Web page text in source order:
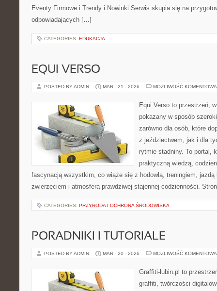
Eventy Firmowe i Trendy i Nowinki Serwis skupia się na
odpowiadających […]
CATEGORIES: EDUKACJA
EQUI VERSO
POSTED BY ADMIN MAR - 21 - 2026 MOŻLIWOŚĆ
Equi Verso to przestrzeń,
pokazany w sposób
zarówno dla osób, które
z jeździectwem, jak i dla
rytmie stadniny. To portal,
praktyczną wiedzą,
fascynacją wszystkim, co wiąże się z hodowlą, treningiem, jazdą
zwierzęciem i atmosferą prawdziwej stajennej codzienności.
CATEGORIES: PRZYRODA I OCHRONA ŚRODOWISKA
PORADNIKI I TUTORIALE
POSTED BY ADMIN MAR - 20 - 2026 MOŻLIWOŚĆ
Graffiti-lubin.pl to
graffiti, twórczości